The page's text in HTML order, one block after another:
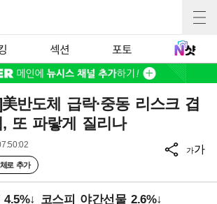
섹션 포토
반도체 급락·중동 리스크 겹
또 파랗게 질리나
로 추가
가가
4.5%↓ 코스피 야간선물 2.6%↓